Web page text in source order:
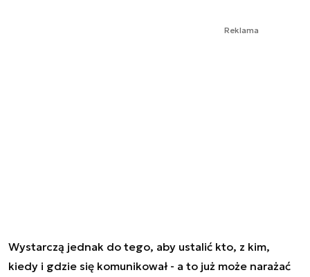
Reklama
Wystarczą jednak do tego, aby ustalić kto, z kim,
kiedy i gdzie się komunikował - a to już może narażać